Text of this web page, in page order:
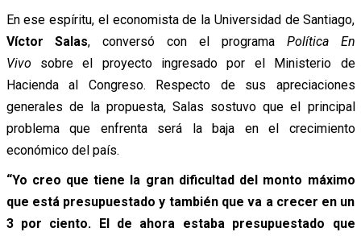
En ese espíritu, el economista de la Universidad de Santiago,
Víctor Salas, conversó con el programa Política En
Vivo sobre el proyecto ingresado por el Ministerio de
Hacienda al Congreso. Respecto de sus apreciaciones
generales de la propuesta, Salas sostuvo que el principal
problema que enfrenta será la baja en el crecimiento
económico del país.
“Yo creo que tiene la gran dificultad del monto máximo
que está presupuestado y también que va a crecer en un
3 por ciento. El de ahora estaba presupuestado que